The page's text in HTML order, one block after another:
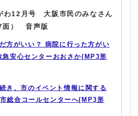
わ12月号 大阪市民のみなさん
面） 音声版
方がいい？ 病院に行った方がい
急安心センターおおさか(MP3形
き、市のイベント情報に関する
総合コールセンターへ(MP3形